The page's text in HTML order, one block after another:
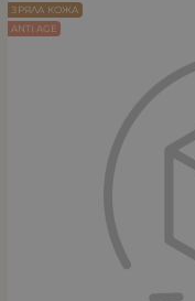
ЗРЯЛА КОЖА
ANTI AGE